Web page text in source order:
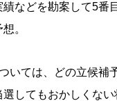
などを勘案して5番
。
いては、どの立候補
してもおかしくない